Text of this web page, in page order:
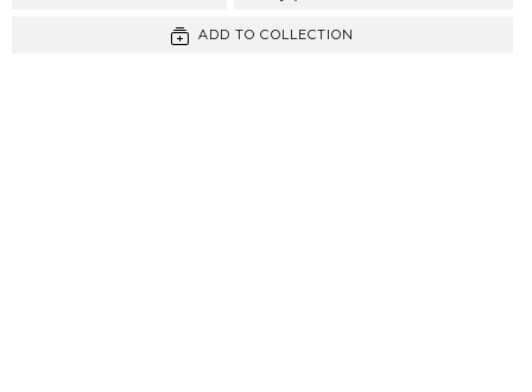
ADD TO COLLECTION